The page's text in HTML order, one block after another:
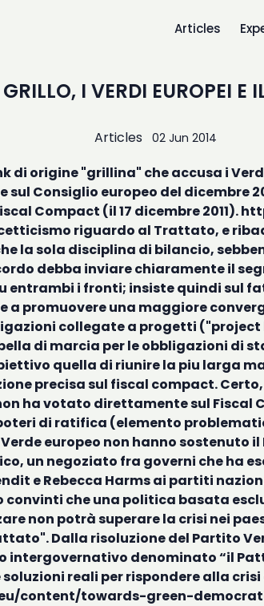
Articles
I VERDI EUROPEI E
Articles 02 Jun 2014
di origine "grillina" che accusa i
Consiglio europeo del dicembre
Compact (il 17 dicembre 2011).
riguardo al Trattato, e
la sola disciplina di bilancio,
debba inviare chiaramente il
i fronti; insiste quindi sul
promuovere una maggiore
collegate a progetti
di marcia per le obbligazioni di
quella di riunire la piu larga
precisa sul fiscal compact.
ha votato direttamente sul
di ratifica (elemento
europeo non hanno sostenuto
un negoziato fra governi che ha
e Rebecca Harms ai partiti
che una politica basata
non potrà superare la crisi nei
Dalla risoluzione del Partito
intergovernativo denominato “il
reali per rispondere alla
content/towards-green-